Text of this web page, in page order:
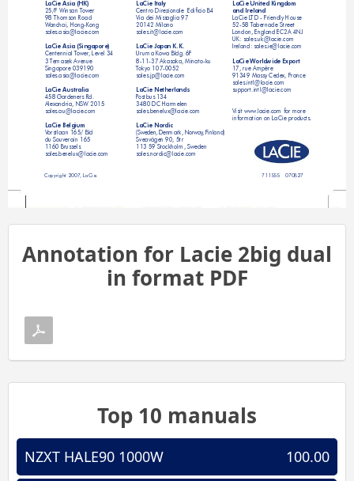
LaCie Asia (HK) LaCie Italy
LaCie United Kingdom
25/F Winsan Tower Centro Direzionale  Ediﬁcio B4
and Ireland
98 Thomson Road
Via dei Missaglia 97 LaCie LTD - Friendly House
Wanchai, Hong-Kong 20142 Milano 52-58 Tabernacle Street
sales.asia@lacie.com
sales.it@lacie.com
London, England EC2A 4NJ
UK: sales.uk@lacie.com
LaCie Asia (Singapore)
LaCie Japan K.K.
Ireland: sales.ie@lacie.com
Centennial Tower, Level 34 Uruma Kowa Bldg. 6F
3 Temasek Avenue 8-11-37 Akasaka, Minato-ku LaCie Worldwide Export
Singapore 039190
Tokyo 107-0052
17, rue Ampère
sales.asia@lacie.com
sales.jp@lacie.com
91349 Massy Cedex, France
sales.intl@lacie.com
LaCie Australia
LaCie Netherlands
support.intl@lacie.com
458 Gardeners Rd.
Postbus 134
Alexandria, NSW 2015
3480 DC Harmelen
sales.au@lacie.com
sales.benelux@lacie.com Visit www.lacie.com for more
information on LaCie products.
LaCie Belgium
LaCie Nordic
Vorstlaan 165/ Bld (Sweden, Denmark, Norway, Finland
du Souverain 165
Sveavägen 90, 5tr
1160 Brussels
113 59 Stockholm, Sweden
sales.benelux@lacie.com
sales.nordic@lacie.com
Copyright 2007, LaCie. 711555    070827
Annotation for Lacie 2big dual
in format PDF
Top 10 manuals
100.00
NZXT HALE90 1000W